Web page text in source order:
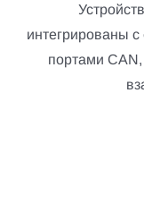
интегрированы
портами